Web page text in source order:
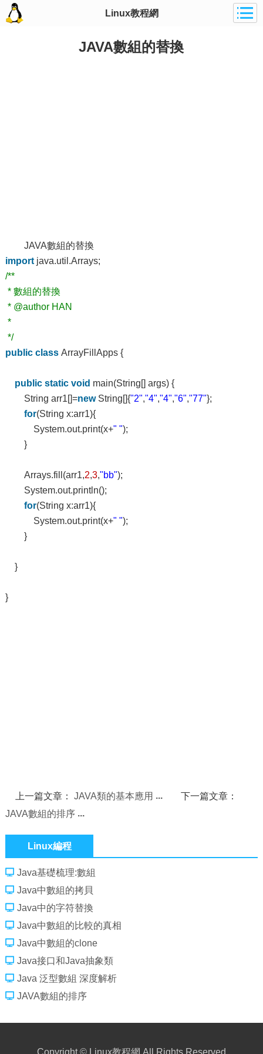
Linux教程網
JAVA數組的替換
JAVA數組的替換
importjava.util.Arrays;
/**
* 數組的替換
* @author HAN
*
*/
public classArrayFillApps {
public static void main(String[] args) {
String arr1[]=newString[]{"2","4","4","6","77"};
for(String x:arr1){
System.out.print(x+" ");
}
Arrays.fill(arr1,2,3,"bb");
System.out.println();
for(String x:arr1){
System.out.print(x+" ");
}
}
}
上一篇文章：JAVA類的基本應用
下一篇文章：
JAVA數組的排序
Linux編程
Java基礎梳理:數組
Java中數組的拷貝
Java中的字符替換
Java中數組的比較的真相
Java中數組的clone
Java接口和Java抽象類
Java 泛型數組 深度解析
JAVA數組的排序
Copyright © Linux教程網 All Rights Reserved